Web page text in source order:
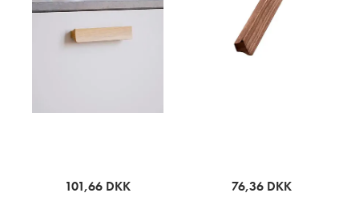
101,66 DKK
76,36 DKK